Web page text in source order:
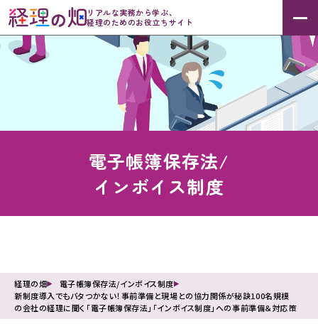
リアルな実務から学ぶ、
経理のためのお役立ちサイト
電子帳簿保存法/
インボイス制度
経理の畑
電子帳簿保存法/インボイス制度
新制度導入でもバタつかない！事前準備と現場との協力関係が秘訣100名規模
の会社の経理に聞く「電子帳簿保存法」「インボイス制度」への事前準備＆対応策